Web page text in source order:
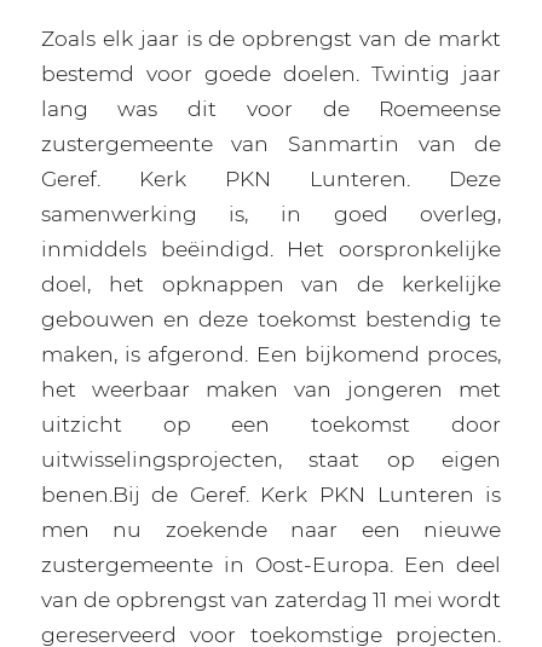
Zoals elk jaar is de opbrengst van de markt
bestemd voor goede doelen. Twintig jaar
lang was dit voor de Roemeense
zustergemeente van Sanmartin van de
Geref. Kerk PKN Lunteren. Deze
samenwerking is, in goed overleg,
inmiddels beëindigd. Het oorspronkelijke
doel, het opknappen van de kerkelijke
gebouwen en deze toekomst bestendig te
maken, is afgerond. Een bijkomend proces,
het weerbaar maken van jongeren met
uitzicht op een toekomst door
uitwisselingsprojecten, staat op eigen
benen.Bij de Geref. Kerk PKN Lunteren is
men nu zoekende naar een nieuwe
zustergemeente in Oost-Europa. Een deel
van de opbrengst van zaterdag 11 mei wordt
gereserveerd voor toekomstige projecten.